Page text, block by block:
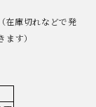
在庫切れなどで発
す）